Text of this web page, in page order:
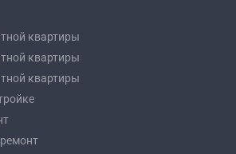
квартиры
квартиры
квартиры